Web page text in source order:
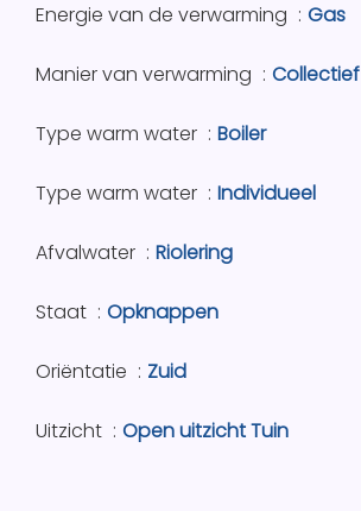
Energie van de verwarming Gas
Manier van verwarming Collectief
Type warm water Boiler
Type warm water Individueel
Afvalwater Riolering
Staat Opknappen
Oriëntatie Zuid
Uitzicht Open uitzicht Tuin